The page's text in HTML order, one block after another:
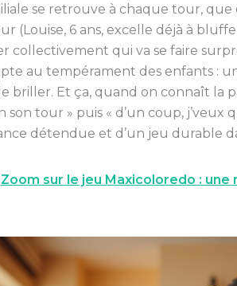
se retrouve à chaque tour,
(Louise, 6 ans, excelle déjà à
collectivement qui va se faire
au tempérament des enfants :
briller. Et ça, quand on connaît la
son tour » puis « d’un coup, j’veux
détendue et d’un jeu durable
Zoom sur le jeu Maxicoloredo :